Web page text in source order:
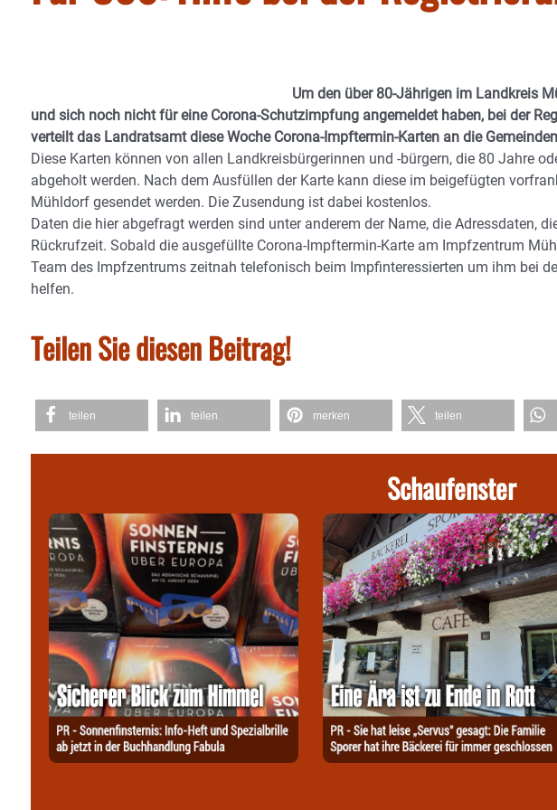
Um den über 80-Jährigen im Landkreis
und sich noch nicht für eine Corona-Schutzimpfung angemeldet haben, bei der
verteilt das Landratsamt diese Woche Corona-Impftermin-Karten an die
Diese Karten können von allen Landkreisbürgerinnen und -bürgern, die 80 Jahre
abgeholt werden. Nach dem Ausfüllen der Karte kann diese im beigefügten
Mühldorf gesendet werden. Die Zusendung ist dabei kostenlos.
Daten die hier abgefragt werden sind unter anderem der Name, die Adressdaten,
Rückrufzeit. Sobald die ausgefüllte Corona-Impftermin-Karte am Impfzentrum
Team des Impfzentrums zeitnah telefonisch beim Impfinteressierten um ihm bei
helfen.
Teilen Sie diesen Beitrag!
teilen teilen merken teilen
Schaufenster